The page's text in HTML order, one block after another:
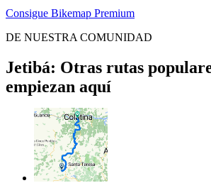
Consigue Bikemap Premium
DE NUESTRA COMUNIDAD
Jetibá: Otras rutas
empiezan aquí